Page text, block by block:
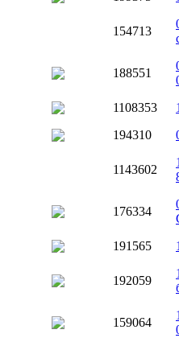
154713
188551
1108353
194310
1143602
176334
191565
192059
159064